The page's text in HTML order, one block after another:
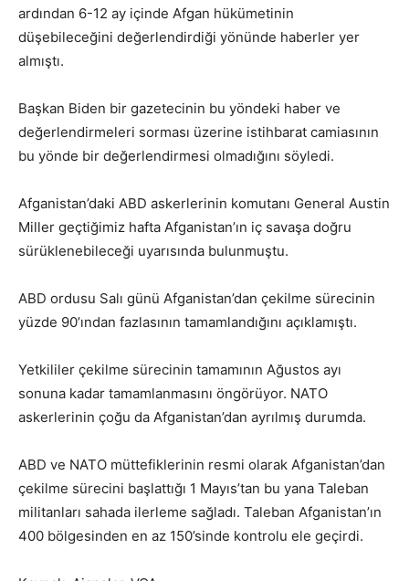
ardından 6-12 ay içinde Afgan hükümetinin
düşebileceğini değerlendirdiği yönünde haberler yer
almıştı.
Başkan Biden bir gazetecinin bu yöndeki haber ve
değerlendirmeleri sorması üzerine istihbarat camiasının
bu yönde bir değerlendirmesi olmadığını söyledi.
Afganistan’daki ABD askerlerinin komutanı General Austin
Miller geçtiğimiz hafta Afganistan’ın iç savaşa doğru
sürüklenebileceği uyarısında bulunmuştu.
ABD ordusu Salı günü Afganistan’dan çekilme sürecinin
yüzde 90’ından fazlasının tamamlandığını açıklamıştı.
Yetkililer çekilme sürecinin tamamının Ağustos ayı
sonuna kadar tamamlanmasını öngörüyor. NATO
askerlerinin çoğu da Afganistan’dan ayrılmış durumda.
ABD ve NATO müttefiklerinin resmi olarak Afganistan’dan
çekilme sürecini başlattığı 1 Mayıs’tan bu yana Taleban
militanları sahada ilerleme sağladı. Taleban Afganistan’ın
400 bölgesinden en az 150’sinde kontrolu ele geçirdi.